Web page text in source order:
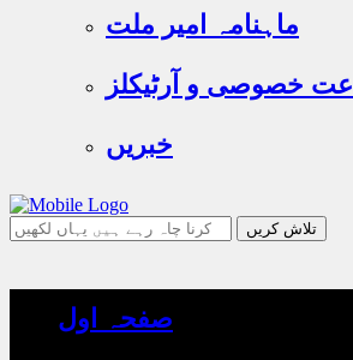
ماہنامہ امیر ملت
خصوصی و آرٹیکلز
خبریں
جو
چاہ
صفحہ اول